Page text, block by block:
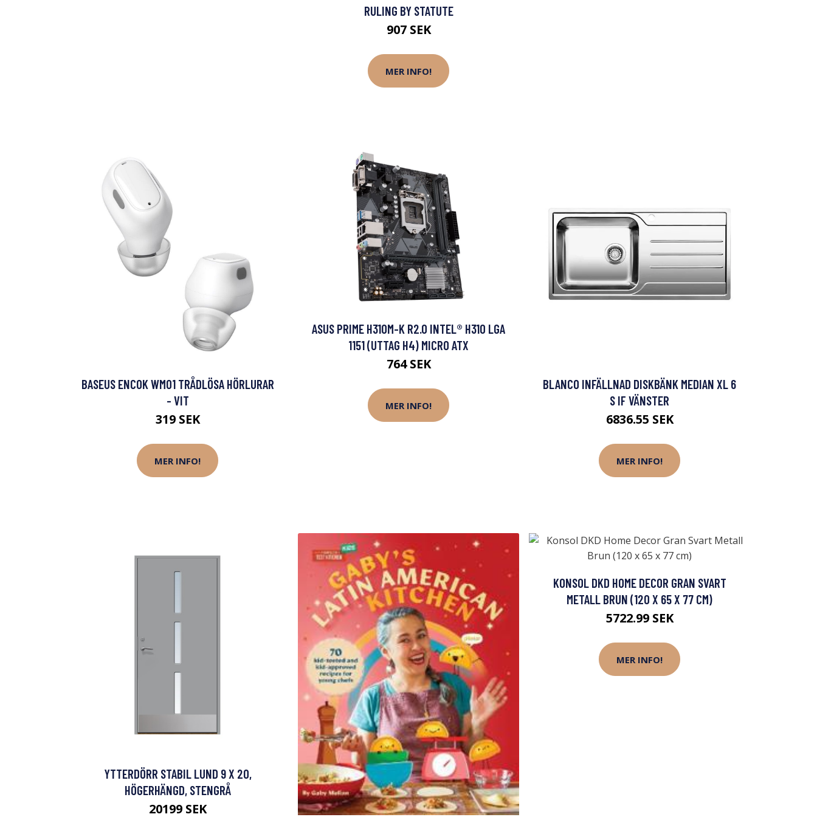
RULING BY STATUTE
907 SEK
MER INFO!
BASEUS ENCOK WM01 TRÅDLÖSA HÖRLURAR
- VIT
319 SEK
MER INFO!
ASUS PRIME H310M-K R2.0 INTEL® H310 LGA
1151 (UTTAG H4) MICRO ATX
764 SEK
MER INFO!
BLANCO INFÄLLNAD DISKBÄNK MEDIAN XL 6
S IF VÄNSTER
6836.55 SEK
MER INFO!
YTTERDÖRR STABIL LUND 9 X 20,
HÖGERHÄNGD, STENGRÅ
20199 SEK
KONSOL DKD HOME DECOR GRAN SVART
METALL BRUN (120 X 65 X 77 CM)
5722.99 SEK
MER INFO!